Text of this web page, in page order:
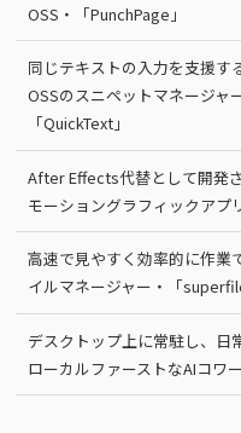
OSS・「PunchPage」
同じテキストの入力を支援す
OSSのスニペットマネージャ
「QuickText」
After Effects代替として開発
モーショングラフィックアプ
高速で見やすく効率的に作業
イルマネージャー・「
デスクトップ上に常駐し、日
ローカルファーストなAIコワ